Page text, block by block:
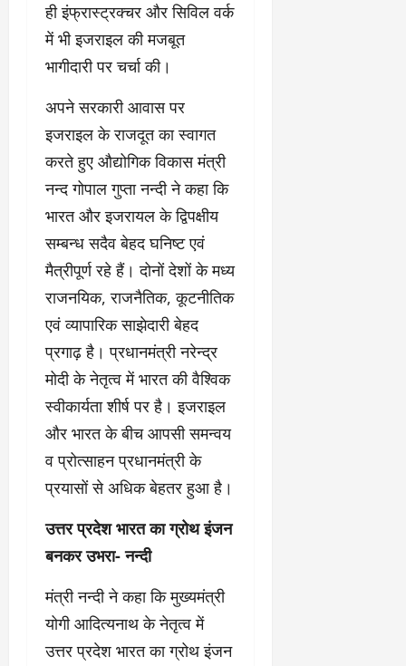
ही इंफ्रास्ट्रक्चर और सिविल वर्क
में भी इजराइल की मजबूत
भागीदारी पर चर्चा की।
अपने सरकारी आवास पर
इजराइल के राजदूत का स्वागत
करते हुए औद्योगिक विकास मंत्री
नन्द गोपाल गुप्ता नन्दी ने कहा कि
भारत और इजरायल के द्विपक्षीय
सम्बन्ध सदैव बेहद घनिष्ट एवं
मैत्रीपूर्ण रहे हैं। दोनों देशों के मध्य
राजनयिक, राजनैतिक, कूटनीतिक
एवं व्यापारिक साझेदारी बेहद
प्रगाढ़ है। प्रधानमंत्री नरेन्द्र
मोदी के नेतृत्व में भारत की वैश्विक
स्वीकार्यता शीर्ष पर है। इजराइल
और भारत के बीच आपसी समन्वय
व प्रोत्साहन प्रधानमंत्री के
प्रयासों से अधिक बेहतर हुआ है।
उत्तर प्रदेश भारत का ग्रोथ इंजन
बनकर उभरा- नन्दी
मंत्री नन्दी ने कहा कि मुख्यमंत्री
योगी आदित्यनाथ के नेतृत्व में
उत्तर प्रदेश भारत का ग्रोथ इंजन